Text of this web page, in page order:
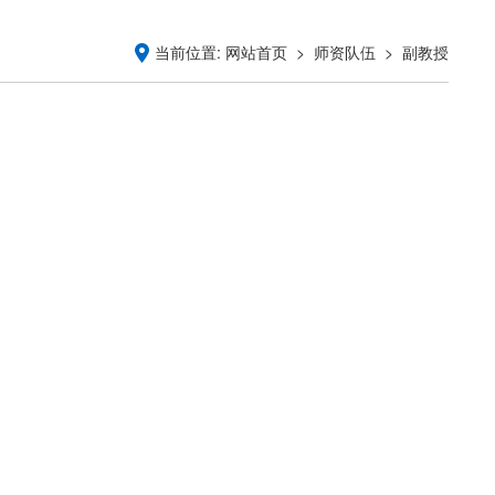
当前位置: 网站首页 > 师资队伍 > 副教授